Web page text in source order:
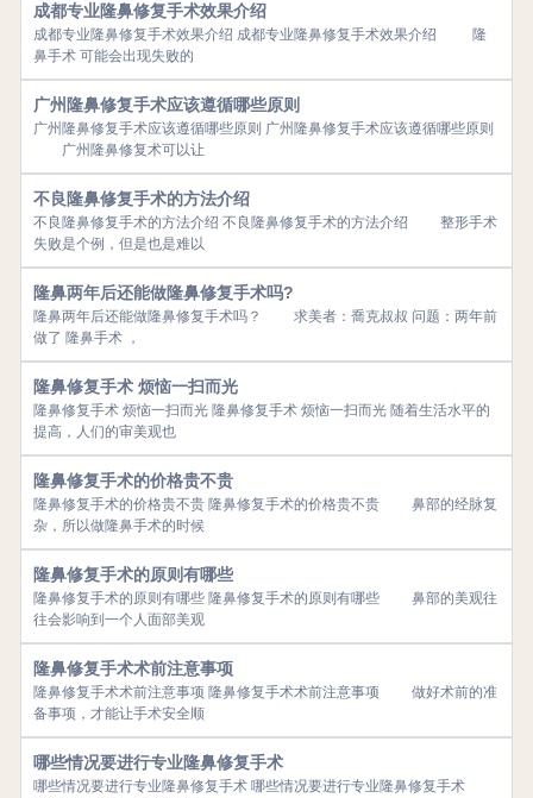
成都专业隆鼻修复手术效果介绍
成都专业隆鼻修复手术效果介绍 成都专业隆鼻修复手术效果介绍 隆
鼻手术 可能会出现失败的
广州隆鼻修复手术应该遵循哪些原则
广州隆鼻修复手术应该遵循哪些原则 广州隆鼻修复手术应该遵循哪些原则
广州隆鼻修复术可以让
不良隆鼻修复手术的方法介绍
不良隆鼻修复手术的方法介绍 不良隆鼻修复手术的方法介绍 整形手术
失败是个例，但是也是难以
隆鼻两年后还能做隆鼻修复手术吗?
隆鼻两年后还能做隆鼻修复手术吗？ 求美者：喬克叔叔 问题：两年前
做了 隆鼻手术 ，
隆鼻修复手术 烦恼一扫而光
隆鼻修复手术 烦恼一扫而光 隆鼻修复手术 烦恼一扫而光 随着生活水平的
提高，人们的审美观也
隆鼻修复手术的价格贵不贵
隆鼻修复手术的价格贵不贵 隆鼻修复手术的价格贵不贵 鼻部的经脉复
杂，所以做隆鼻手术的时候
隆鼻修复手术的原则有哪些
隆鼻修复手术的原则有哪些 隆鼻修复手术的原则有哪些 鼻部的美观往
往会影响到一个人面部美观
隆鼻修复手术术前注意事项
隆鼻修复手术术前注意事项 隆鼻修复手术术前注意事项 做好术前的准
备事项，才能让手术安全顺
哪些情况要进行专业隆鼻修复手术
哪些情况要进行专业隆鼻修复手术 哪些情况要进行专业隆鼻修复手术